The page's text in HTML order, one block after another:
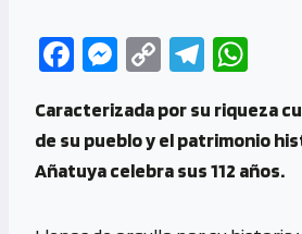
Fa
b
o
o
M
se
n
C
py
Li
Te
gr
a
at
s
Caracterizada por su riqueza
de su pueblo y el patrimonio
Añatuya celebra sus 112 años.